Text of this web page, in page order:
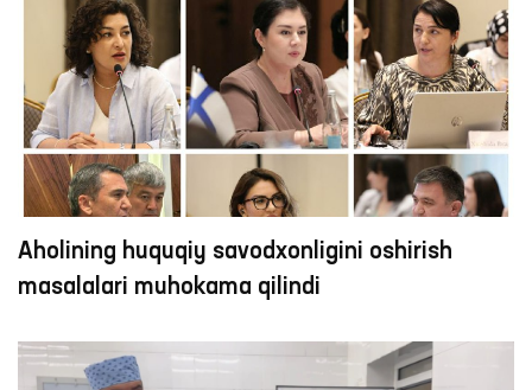
Aholining huquqiy savodxonligini oshirish
masalalari muhokama qilindi